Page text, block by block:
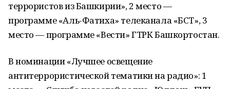
террористов из Башкирии», 2 место —
программе «Аль-Фатиха» телеканала «БСТ», 3
место — программе «Вести» ГТРК Башкортостан.
В номинации «Лучшее освещение
антитеррористической тематики на радио»: 1